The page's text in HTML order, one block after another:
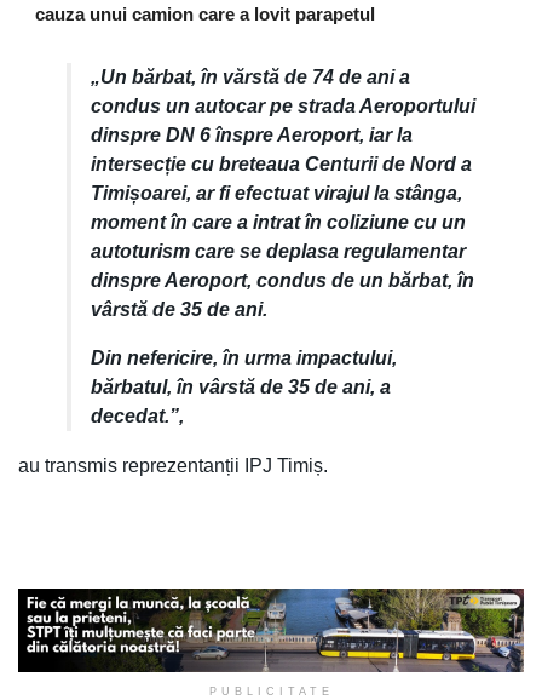
cauza unui camion care a lovit parapetul
„Un bărbat, în vărstă de 74 de ani a
condus un autocar pe strada Aeroportului
dinspre DN 6 înspre Aeroport, iar la
intersecție cu breteaua Centurii de Nord a
Timișoarei, ar fi efectuat virajul la stânga,
moment în care a intrat în coliziune cu un
autoturism care se deplasa regulamentar
dinspre Aeroport, condus de un bărbat, în
vârstă de 35 de ani.
Din nefericire, în urma impactului,
bărbatul, în vârstă de 35 de ani, a
decedat.”,
au transmis reprezentanții IPJ Timiș.
PUBLICITATE